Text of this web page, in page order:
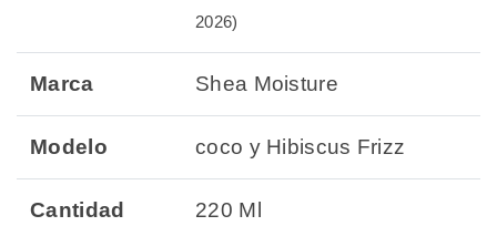
2026)
Marca Shea Moisture
Modelo coco y Hibiscus Frizz
Cantidad 220 Ml